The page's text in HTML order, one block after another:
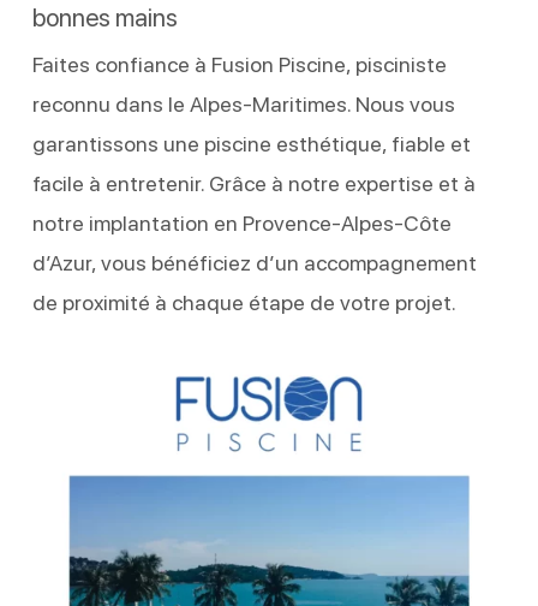
bonnes mains
Faites confiance à Fusion Piscine, pisciniste
reconnu dans le Alpes-Maritimes. Nous vous
garantissons une piscine esthétique, fiable et
facile à entretenir. Grâce à notre expertise et à
notre implantation en Provence-Alpes-Côte
d’Azur, vous bénéficiez d’un accompagnement
de proximité à chaque étape de votre projet.